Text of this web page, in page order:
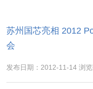
苏州国芯亮相 2012
会
发布日期：2012-11-14 浏